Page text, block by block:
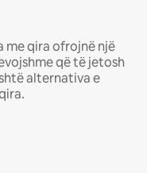
qira ofrojnë një
që të jetosh
alternativa e